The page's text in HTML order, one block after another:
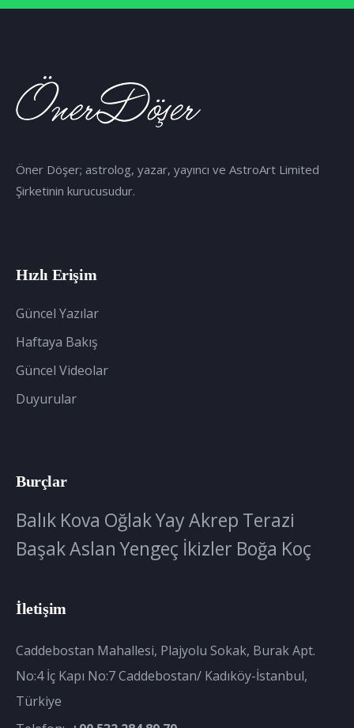
Öner Döşer; astrolog, yazar, yayıncı ve AstroArt Limited
Şirketinin kurucusudur.
Hızlı Erişim
Güncel Yazılar
Haftaya Bakış
Güncel Videolar
Duyurular
Burçlar
Balık Kova OğlakYayAkrep Terazi
BaşakAslan Yengeç İkizler Boğa Koç
İletişim
Caddebostan Mahallesi, Plajyolu Sokak, Burak Apt.
No:4 İç Kapı No:7 Caddebostan/ Kadıköy-İstanbul,
Türkiye